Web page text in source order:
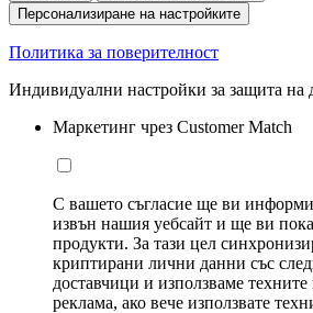
Персонализиране на настройките
Политика за поверителност
Индивидуални настройки за защита на
Маркетинг чрез Customer Match
С вашето съгласие ще ви
извън нашия уебсайт и ще ви
продукти. За тази цел
криптирани лични данни със
доставчици и използваме
реклама, ако вече използвате